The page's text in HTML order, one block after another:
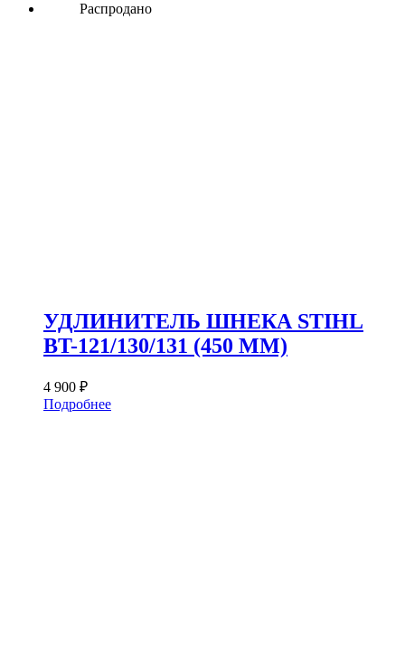
Распродано
УДЛИНИТЕЛЬ ШНЕКА STIHL
BT-121/130/131 (450 ММ)
4 900 ₽
Подробнее